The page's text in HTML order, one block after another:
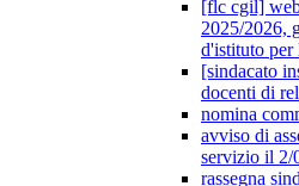
[flc cgil]
2025/2026,
d'istituto per
[sindacato
docenti di
nomina
avviso di
servizio il 2/
rassegna